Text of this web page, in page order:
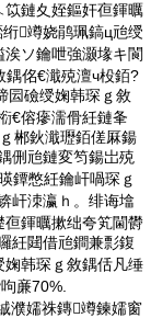
鏈夊姪鏂奸亱鍕曞
竴娆鹃珮鎬ц兘绶
ソ鑰呭強灏堟キ閬
鍝佲€濈殑澶ч杸銆?
囩礆绶婅韩琛ｇ敘
€傛瘮濡傦紝鏈夆
郴鈥濈瓑銆傞厤鍚
侀兘鏈変笉鍚岀殑
鐔憋紝鑰屽喎琛ｇ
屽洓瀛ｈ。绯诲墖
鍕曞摗绌夸笂閫欎
紝閮借兘鐧兼彯鍑
韩琛ｇ敘鍝佸凡缍
亷70%.
濮嬬祩鏄竴鍊嬬窗